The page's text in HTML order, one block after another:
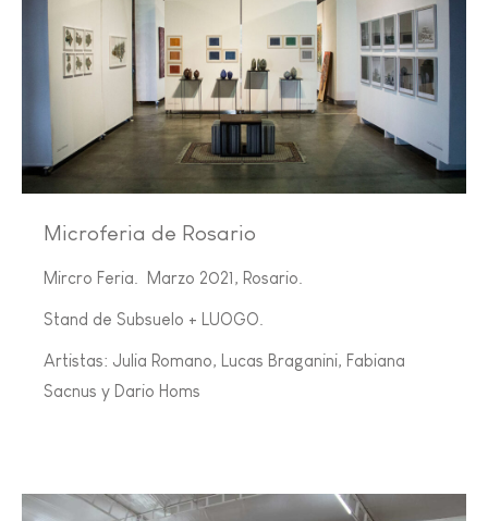
Microferia de Rosario
Mircro Feria. Marzo 2021, Rosario.
Stand de Subsuelo + LUOGO.
Artistas: Julia Romano, Lucas Braganini, Fabiana
Sacnus y Dario Homs